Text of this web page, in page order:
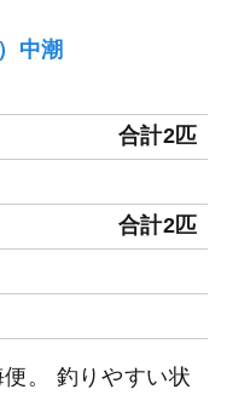
中潮
合計2匹
合計2匹
。 釣りやすい状